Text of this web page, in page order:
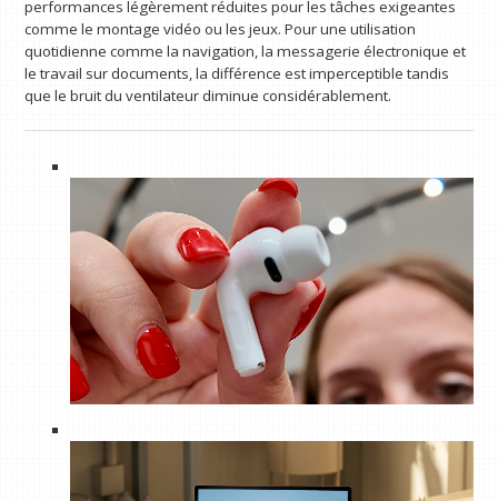
performances légèrement réduites pour les tâches exigeantes
comme le montage vidéo ou les jeux. Pour une utilisation
quotidienne comme la navigation, la messagerie électronique et
le travail sur documents, la différence est imperceptible tandis
que le bruit du ventilateur diminue considérablement.